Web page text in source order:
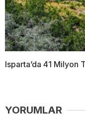
Isparta’da 41 Milyon
YORUMLAR